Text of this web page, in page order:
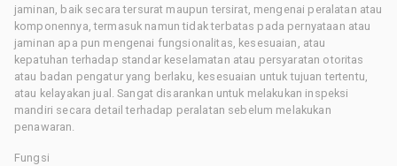
jaminan, baik secara tersurat maupun tersirat, mengenai peralatan atau
komponennya, termasuk namun tidak terbatas pada pernyataan atau
jaminan apa pun mengenai fungsionalitas, kesesuaian, atau
kepatuhan terhadap standar keselamatan atau persyaratan otoritas
atau badan pengatur yang berlaku, kesesuaian untuk tujuan tertentu,
atau kelayakan jual. Sangat disarankan untuk melakukan inspeksi
mandiri secara detail terhadap peralatan sebelum melakukan
penawaran.
Fungsi